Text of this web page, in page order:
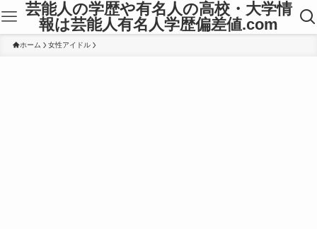
芸能人の学歴や有名人の高校・大学情
報は芸能人有名人学歴偏差値.com
ホーム 女性アイドル